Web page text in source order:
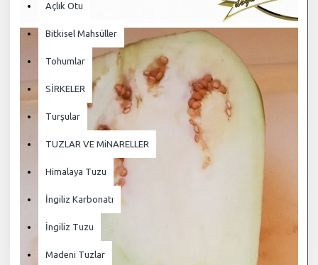
Açlık Otu
Bitkisel Mahsüller
Tohumlar
SİRKELER
Turşular
TUZLAR VE MiNARELLER
Himalaya Tuzu
İngiliz Karbonatı
İngiliz Tuzu
Madeni Tuzlar